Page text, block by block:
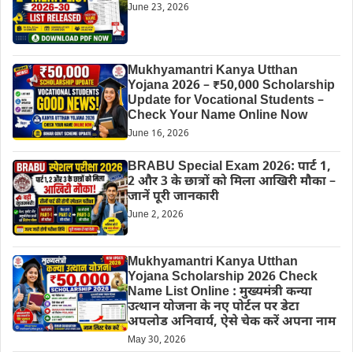
June 23, 2026
Mukhyamantri Kanya Utthan
Yojana 2026 – ₹50,000 Scholarship
Update for Vocational Students –
Check Your Name Online Now
June 16, 2026
BRABU Special Exam 2026: पार्ट 1,
2 और 3 के छात्रों को मिला आखिरी मौका –
जानें पूरी जानकारी
June 2, 2026
Mukhyamantri Kanya Utthan
Yojana Scholarship 2026 Check
Name List Online : मुख्यमंत्री कन्या
उत्थान योजना के नए पोर्टल पर डेटा
अपलोड अनिवार्य, ऐसे चेक करें अपना नाम
May 30, 2026